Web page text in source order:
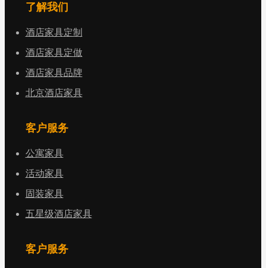
了解我们
酒店家具定制
酒店家具定做
酒店家具品牌
北京酒店家具
客户服务
公寓家具
活动家具
固装家具
五星级酒店家具
客户服务